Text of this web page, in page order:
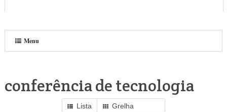
Menu
conferência de tecnologia
Lista Grelha